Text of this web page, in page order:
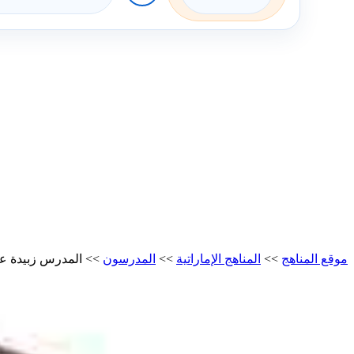
موقع المناهج >> المناهج الإماراتية >> المدرسون >> المدرس زبيدة